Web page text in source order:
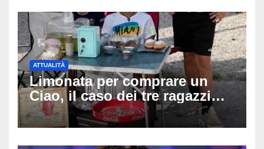
ATTUALITÀ
Limonata per comprare un
Ciao, il caso dei tre ragazzi
divide l’Italia: Fedriga li invita
in Regione, Vannacci li